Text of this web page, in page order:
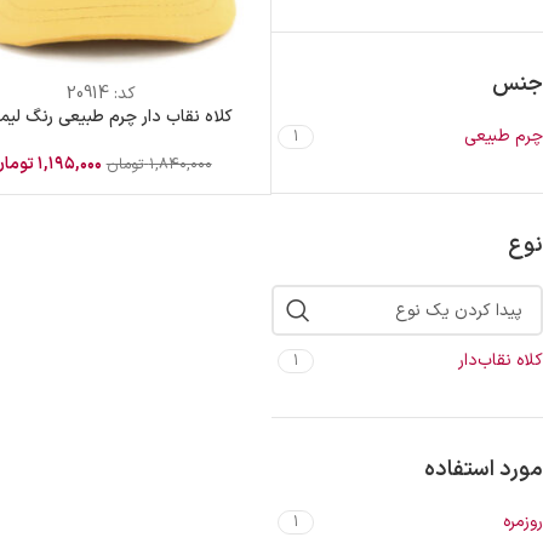
جنس
چرم طبیعی 1
نوع
کلاه نقاب‌دار 1
مورد استفاده
روزمره 1
کد: 20914
کلاه نقاب دار چرم طبیعی رنگ
۱,۸۴۰,۰۰۰ تومان ۱,۱۹۵,۰۰۰